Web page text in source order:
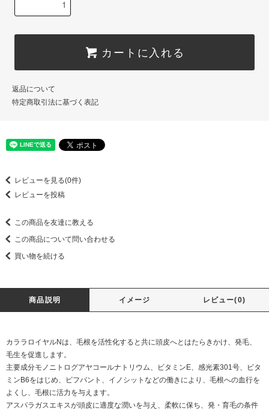
カートに入れる
返品について
特定商取引法に基づく表記
レビューを見る(0件)
レビューを投稿
この商品を友達に教える
この商品について問い合わせる
買い物を続ける
商品説明 イメージ レビュー(0)
カララロイヤルNは、毛根を活性化すると共に頭皮へとはたらきかけ、発毛、
毛生を促進します。
主要成分モノニトログアヤコールナトリウム、ビタミンE、感光素301号、ビタ
ミンB6をはじめ、ビフパント、イノシットなどの働きにより、毛根への血行を
よくし、毛根に活力を与えます。
アスパラガスエキスが頭皮に適度な潤いを与え、柔軟に保ち、発・育毛の条件